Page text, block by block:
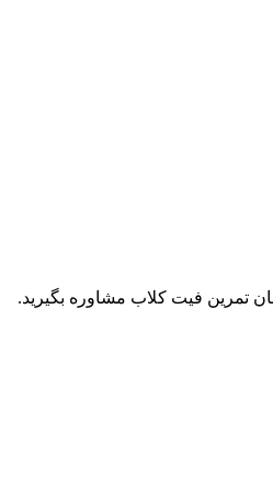
تمرین فیت کلاب مشاوره بگیرید.